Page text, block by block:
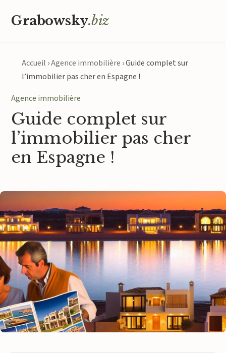
Grabowsky.biz
Accueil ›Agence immobilière ›Guide complet sur
l’immobilier pas cher en Espagne !
Agence immobilière
Guide complet sur
l’immobilier pas cher
en Espagne !